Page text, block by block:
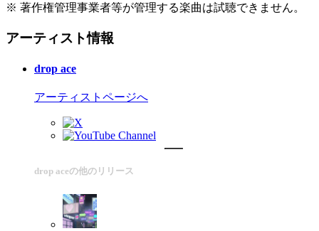
※ 著作権管理事業者等が管理する楽曲は試聴できません。
アーティスト情報
drop ace
アーティストページへ
drop aceの他のリリース